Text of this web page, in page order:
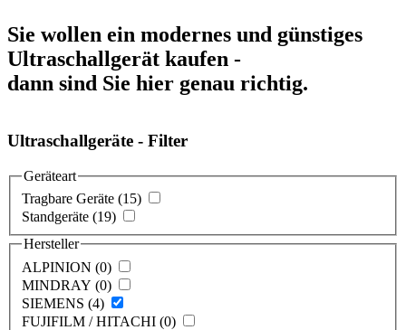
Sie wollen ein modernes und günstiges
Ultraschallgerät kaufen -
dann sind Sie hier genau richtig.
Ultraschallgeräte - Filter
Geräteart
Tragbare Geräte (15)
Standgeräte (19)
Hersteller
ALPINION (0)
MINDRAY (0)
SIEMENS (4)
FUJIFILM / HITACHI (0)